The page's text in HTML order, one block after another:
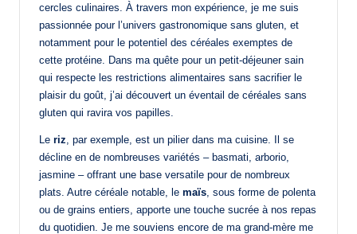
cercles culinaires. À travers mon expérience, je me suis
passionnée pour l’univers gastronomique sans gluten, et
notamment pour le potentiel des céréales exemptes de
cette protéine. Dans ma quête pour un petit-déjeuner sain
qui respecte les restrictions alimentaires sans sacrifier le
plaisir du goût, j’ai découvert un éventail de céréales sans
gluten qui ravira vos papilles.
Le riz , par exemple, est un pilier dans ma cuisine. Il se
décline en de nombreuses variétés – basmati, arborio,
jasmine – offrant une base versatile pour de nombreux
plats. Autre céréale notable, le maïs , sous forme de polenta
ou de grains entiers, apporte une touche sucrée à nos repas
du quotidien. Je me souviens encore de ma grand-mère me